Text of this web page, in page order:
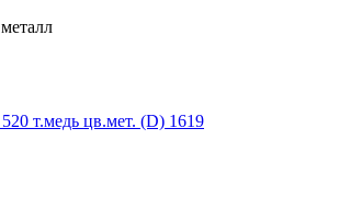
т.медь цв.мет. (D) 1619